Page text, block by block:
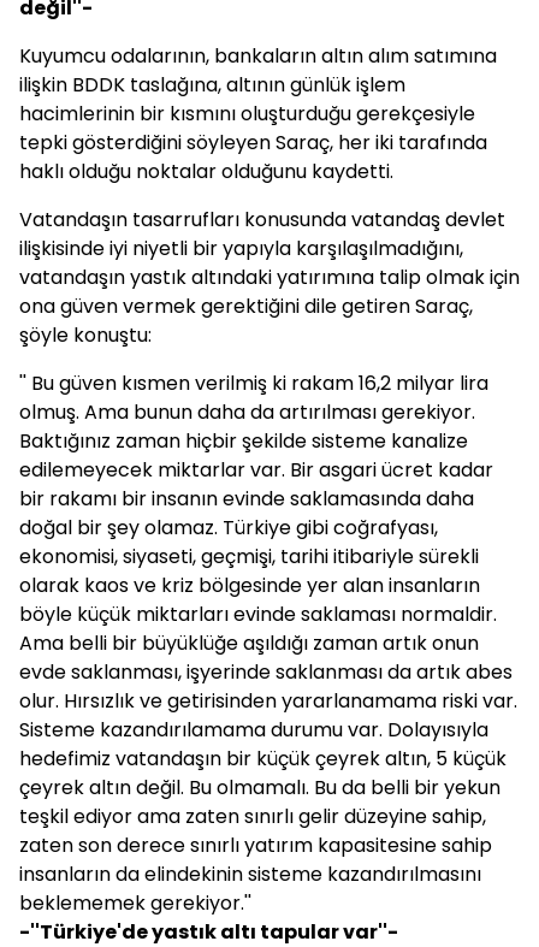
değil''-
Kuyumcu odalarının, bankaların altın alım satımına
ilişkin BDDK taslağına, altının günlük işlem
hacimlerinin bir kısmını oluşturduğu gerekçesiyle
tepki gösterdiğini söyleyen Saraç, her iki tarafında
haklı olduğu noktalar olduğunu kaydetti.
Vatandaşın tasarrufları konusunda vatandaş devlet
ilişkisinde iyi niyetli bir yapıyla karşılaşılmadığını,
vatandaşın yastık altındaki yatırımına talip olmak için
ona güven vermek gerektiğini dile getiren Saraç,
şöyle konuştu:
'' Bu güven kısmen verilmiş ki rakam 16,2 milyar lira
olmuş. Ama bunun daha da artırılması gerekiyor.
Baktığınız zaman hiçbir şekilde sisteme kanalize
edilemeyecek miktarlar var. Bir asgari ücret kadar
bir rakamı bir insanın evinde saklamasında daha
doğal bir şey olamaz. Türkiye gibi coğrafyası,
ekonomisi, siyaseti, geçmişi, tarihi itibariyle sürekli
olarak kaos ve kriz bölgesinde yer alan insanların
böyle küçük miktarları evinde saklaması normaldir.
Ama belli bir büyüklüğe aşıldığı zaman artık onun
evde saklanması, işyerinde saklanması da artık abes
olur. Hırsızlık ve getirisinden yararlanamama riski var.
Sisteme kazandırılamama durumu var. Dolayısıyla
hedefimiz vatandaşın bir küçük çeyrek altın, 5 küçük
çeyrek altın değil. Bu olmamalı. Bu da belli bir yekun
teşkil ediyor ama zaten sınırlı gelir düzeyine sahip,
zaten son derece sınırlı yatırım kapasitesine sahip
insanların da elindekinin sisteme kazandırılmasını
beklememek gerekiyor.''
-''Türkiye'de yastık altı tapular var''-